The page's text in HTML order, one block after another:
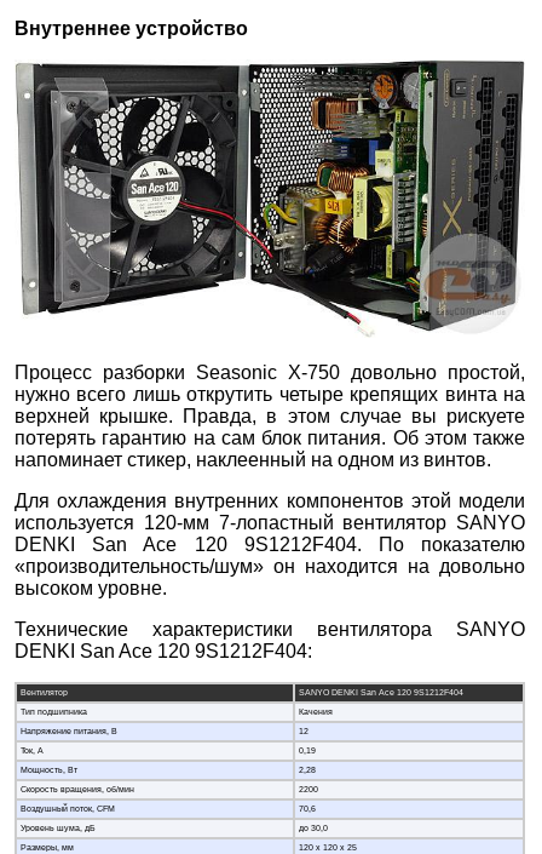
Внутреннее устройство
Процесс разборки Seasonic X-750 довольно простой,
нужно всего лишь открутить четыре крепящих винта на
верхней крышке. Правда, в этом случае вы рискуете
потерять гарантию на сам блок питания. Об этом также
напоминает стикер, наклеенный на одном из винтов.
Для охлаждения внутренних компонентов этой модели
используется 120-мм 7-лопастный вентилятор SANYO
DENKI San Ace 120 9S1212F404. По показателю
«производительность/шум» он находится на довольно
высоком уровне.
Технические характеристики вентилятора SANYO
DENKI San Ace 120 9S1212F404:
Вентилятор
SANYO DENKI San Ace 120 9S1212F404
Тип подшипника
Качения
Напряжение питания, В
12
Ток, А
0,19
Мощность, Вт
2,28
Скорость вращения, об/мин
2200
Воздушный поток, CFM
70,6
Уровень шума, дБ
до 30,0
Размеры, мм
120 х 120 х 25